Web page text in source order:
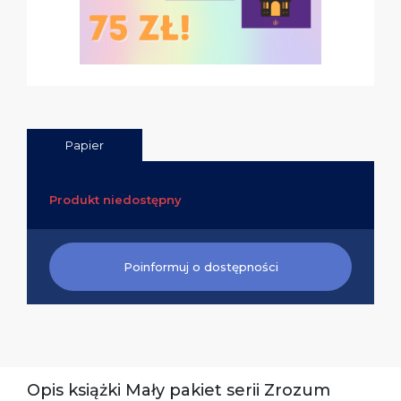
Papier
Produkt niedostępny
Poinformuj o dostępności
Opis książki Mały pakiet serii Zrozum